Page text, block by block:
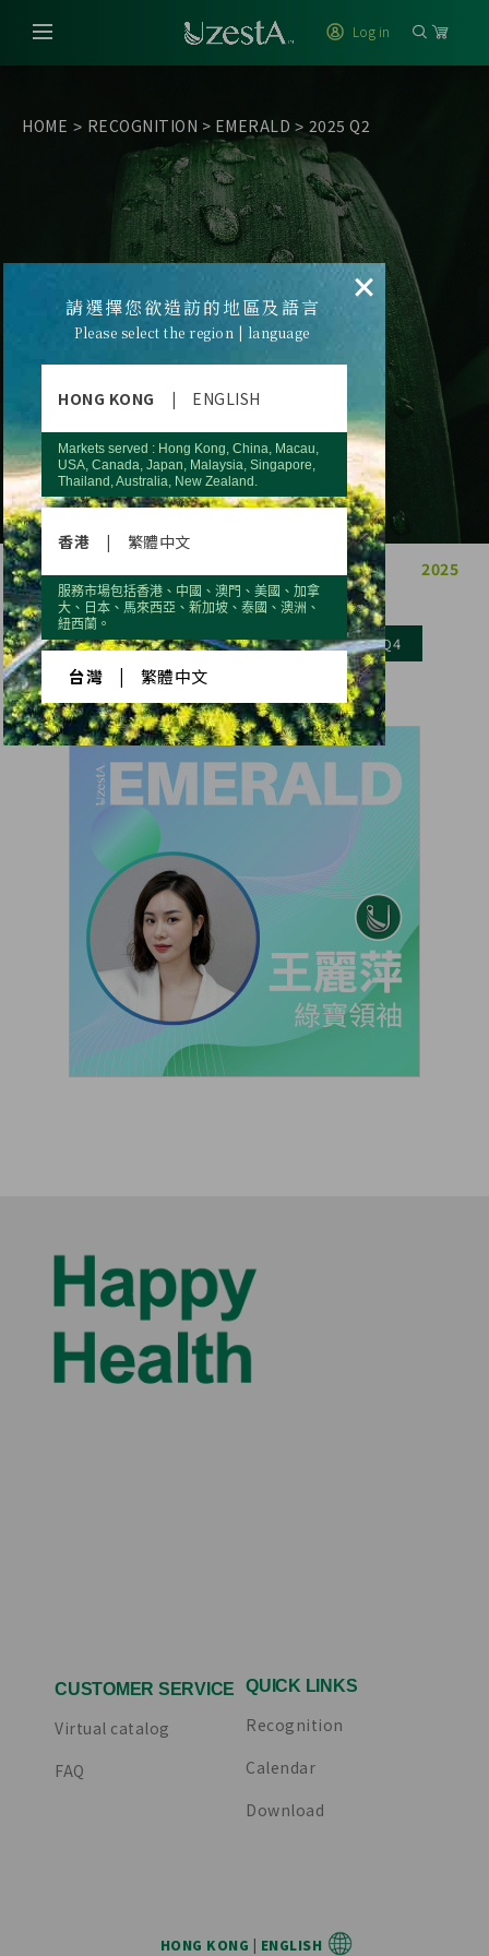
Log in
HOME > RECOGNITION > EMERALD > 2025 Q2
2021 2024 2025
Q1 Q2 Q3 Q4
CUSTOMER SERVICE
Virtual catalog
FAQ
QUICK LINKS
Recognition
Calendar
Download
HONG KONG | ENGLISH
×
請選擇您欲造訪的地區及語言
Please select the region | language
HONG KONG | ENGLISH
Markets served : Hong Kong, China, Macau,
USA, Canada, Japan, Malaysia, Singapore,
Thailand, Australia, New Zealand.
香港 | 繁體中文
服務市場包括香港、中國、澳門、美國、加拿
大、日本、馬來西亞、新加坡、泰國、澳洲、
紐西蘭。
台灣 | 繁體中文